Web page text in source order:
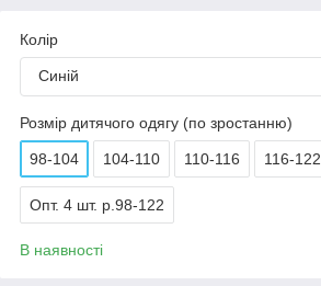
Колір
Синій
Розмір дитячого одягу (по зростанню)
98-104 104-110 110-116 116-122
Опт. 4 шт. р.98-122
В наявності